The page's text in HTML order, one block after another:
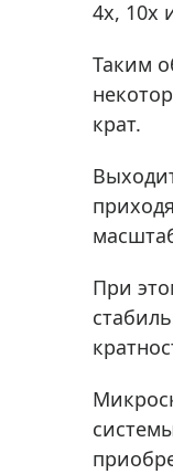
4x, 10x
Таким
крат.
При